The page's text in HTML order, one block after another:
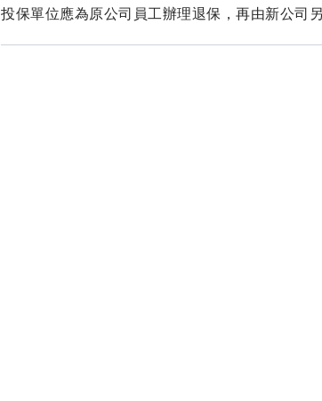
投保單位應為原公司員工辦理退保，再由新公司